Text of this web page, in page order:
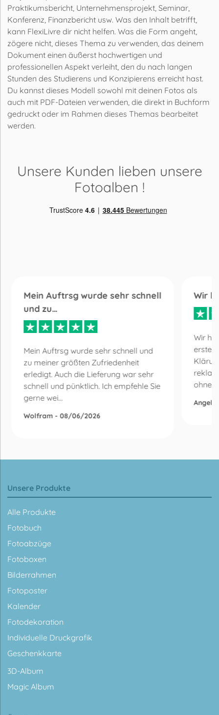
Praktikumsbericht, Unternehmensprojekt, Seminar,
Konferenz, Finanzbericht usw. Was den Inhalt betrifft,
kann FlexiLivre dir nicht helfen. Was die Form angeht,
zögere nicht, dieses Thema zu verwenden, das deinem
Dokument einen äußerst hochwertigen und
professionellen Aspekt verleiht, den du nach langen
Stunden des Studierens und Konzipierens erreicht hast.
Du kannst dieses Modell sowohl mit deinen Fotos als
auch mit PDF-Dateien verwenden, die direkt in Buchform
gedruckt oder im Rahmen dieses Themas bearbeitet
werden.
Unsere Kunden lieben unsere
Fotoalben !
Mein Auftrsg wurde sehr schnell
und zu…
Mein Auftrsg wurde sehr schnell und
zu meiner größten Zufriedenheit
erledigt. Auch die Lieferung war sehr
schnell und pünktlich. Ich empfehle Sie
gerne wei...
Wolfram - 08/06/2026
Wir
Wir
erste
ohne
Unsere Produkte
Alle Produkte
Fotobuch
Fotoabzüge
Fotoboxen
Bilderrahmen
Fotoposter
Kalender
Fotodekoration
Individuelle Druckgrafik
Geschenkkarte
3D-Album
Magic Album